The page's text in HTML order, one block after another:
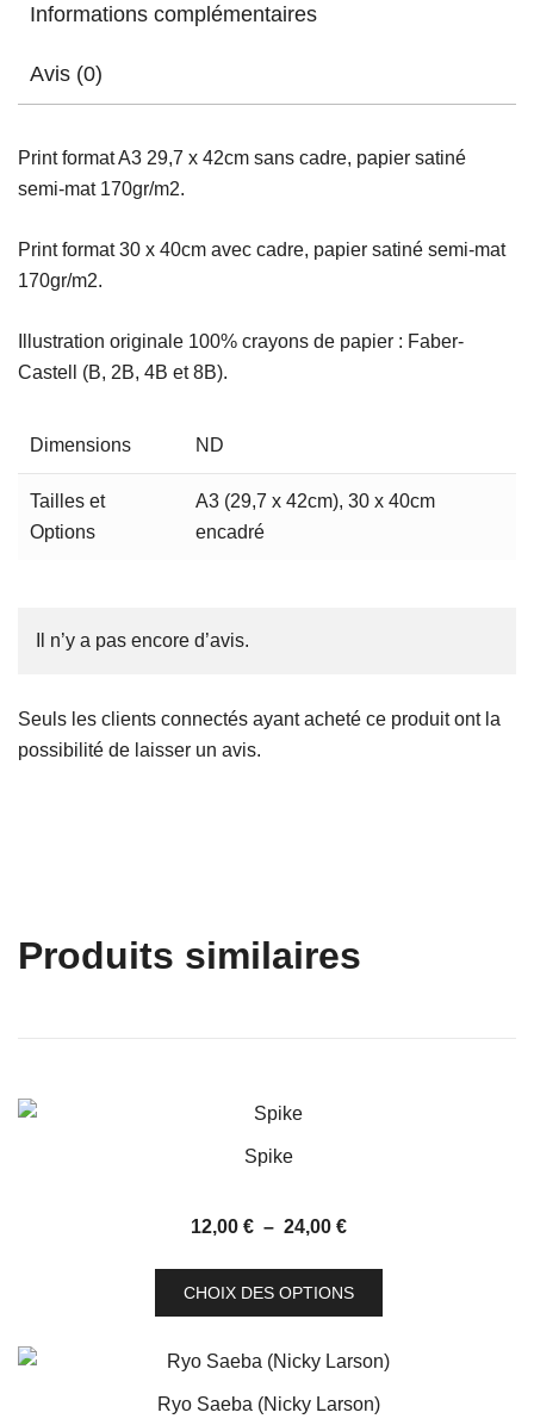
Informations complémentaires
Avis (0)
Print format A3 29,7 x 42cm sans cadre, papier satiné
semi-mat 170gr/m2.
Print format 30 x 40cm avec cadre, papier satiné semi-mat
170gr/m2.
Illustration originale 100% crayons de papier : Faber-
Castell (B, 2B, 4B et 8B).
Dimensions ND
Tailles et
Options
A3 (29,7 x 42cm), 30 x 40cm
encadré
Il n’y a pas encore d’avis.
Seuls les clients connectés ayant acheté ce produit ont la
possibilité de laisser un avis.
Produits similaires
Spike
12,00 € – 24,00 €Plage
prix :
12,00 €
CHOIX DES OPTIONS
Ce
plusieurs
Ryo Saeba (Nicky Larson)